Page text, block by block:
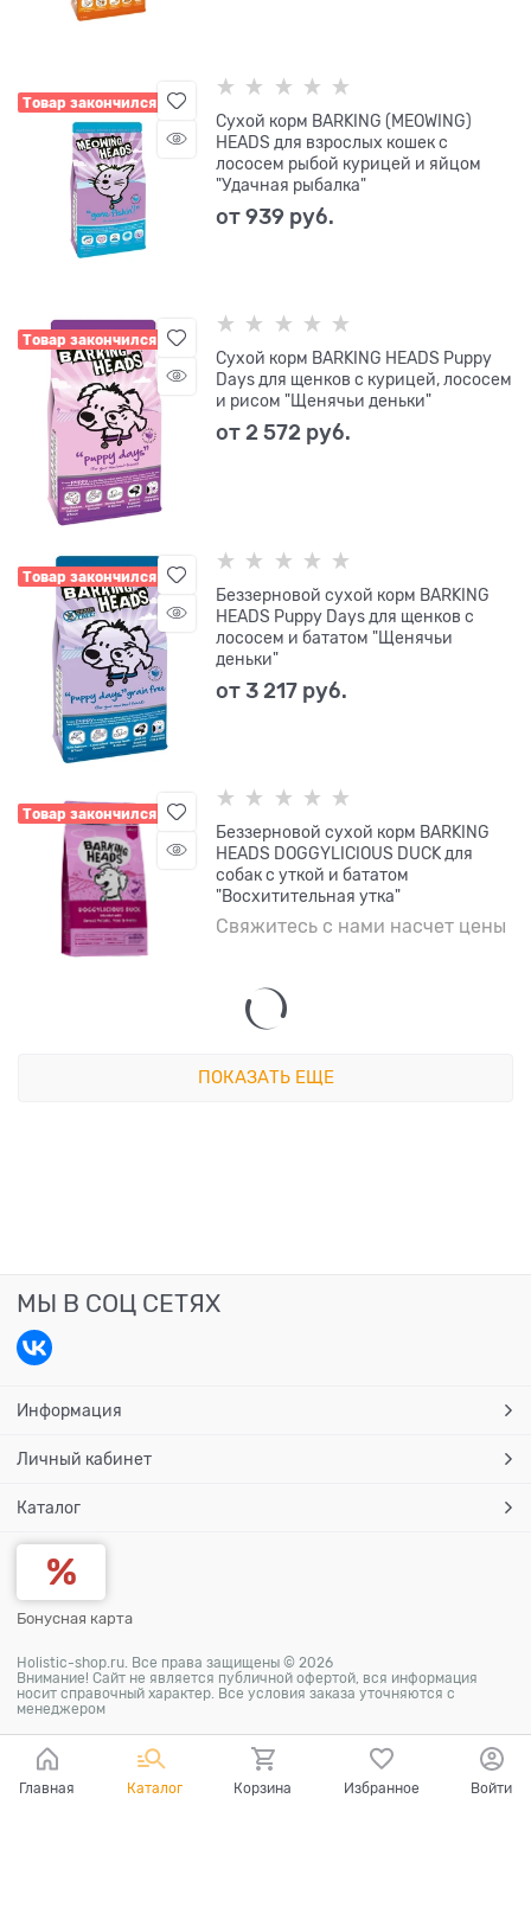
Товар закончился
Сухой корм BARKING (MEOWING)
HEADS для взрослых кошек с
лососем рыбой курицей и яйцом
"Удачная рыбалка"
от939 руб.
Товар закончился
Сухой корм BARKING HEADS Puppy
Days для щенков с курицей, лососем
и рисом "Щенячьи деньки"
от2 572 руб.
Товар закончился
Беззерновой сухой корм BARKING
HEADS Puppy Days для щенков с
лососем и бататом "Щенячьи
деньки"
от3 217 руб.
Товар закончился
Беззерновой сухой корм BARKING
HEADS DOGGYLICIOUS DUCK для
собак с уткой и бататом
"Восхитительная утка"
Свяжитесь с нами насчет цены
ПОКАЗАТЬ ЕЩЕ
МЫ В СОЦ СЕТЯХ
Информация
Личный кабинет
Каталог
Бонусная карта
Holistic-shop.ru. Все права защищены © 2026
Внимание! Сайт не является публичной офертой, вся информация
носит справочный характер. Все условия заказа уточняются с
менеджером
Главная Каталог Корзина Избранное Войти